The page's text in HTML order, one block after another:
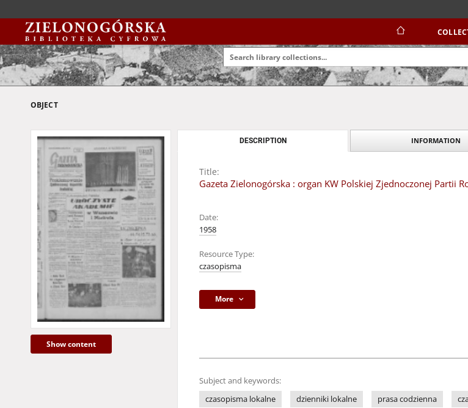
OBJECT
Show content
DESCRIPTION INFORMATION
Title:
Gazeta Zielonogórska : organ KW Polskiej Zjednoczonej Partii
Date:
1958
Resource Type:
czasopisma
More
Subject and keywords:
czasopisma lokalne
dzienniki lokalne prasa codzienna